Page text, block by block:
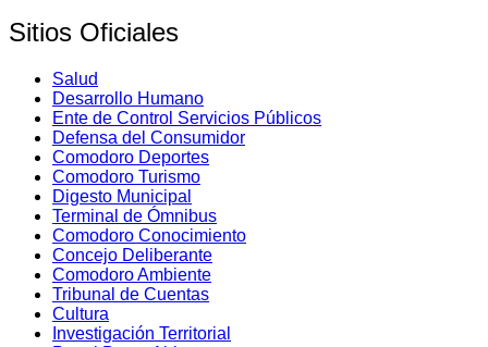
Sitios Oficiales
Salud
Desarrollo Humano
Ente de Control Servicios Públicos
Defensa del Consumidor
Comodoro Deportes
Comodoro Turismo
Digesto Municipal
Terminal de Ómnibus
Comodoro Conocimiento
Concejo Deliberante
Comodoro Ambiente
Tribunal de Cuentas
Cultura
Investigación Territorial